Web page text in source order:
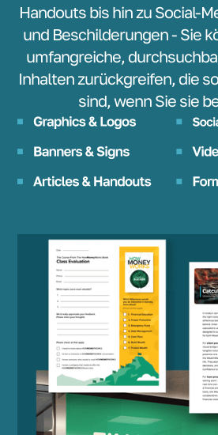
Handouts bis hin zu Social-
und Beschilderungen - Sie
umfangreiche,
Inhalten zurückgreifen, die
sind, wenn Sie sie